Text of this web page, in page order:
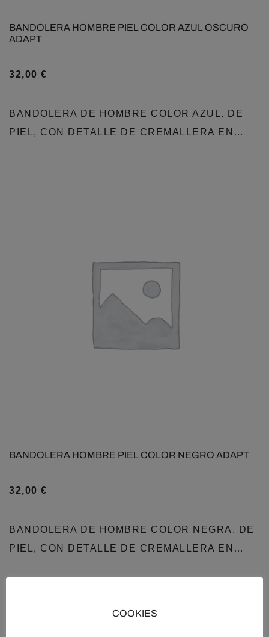
BANDOLERA HOMBRE PIEL COLOR AZUL OSCURO
ADAPT
32,00 €
BANDOLERA DE HOMBRE COLOR AZUL. DE
PIEL, CON DETALLE DE CREMALLERA EN…
BANDOLERA HOMBRE PIEL COLOR NEGRO ADAPT
32,00 €
BANDOLERA DE HOMBRE COLOR NEGRA. DE
PIEL, CON DETALLE DE CREMALLERA EN…
COOKIES